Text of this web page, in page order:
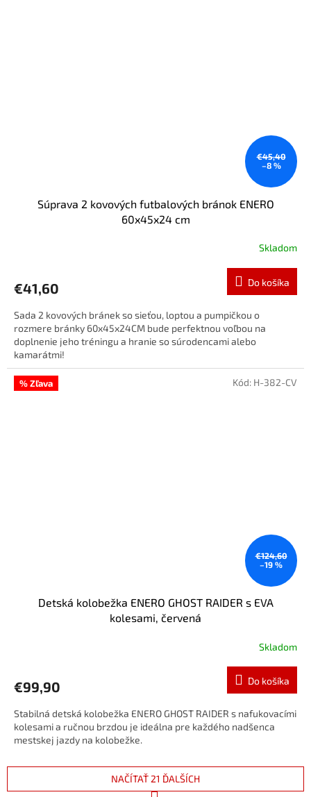
€45,40
–8 %
Súprava 2 kovových futbalových bránok ENERO
60x45x24 cm
Skladom
€41,60 Do košíka
Sada 2 kovových bránek so sieťou, loptou a pumpičkou o
rozmere bránky 60x45x24CM bude perfektnou voľbou na
doplnenie jeho tréningu a hranie so súrodencami alebo
kamarátmi!
% Zľava
€124,60
–19 %
Detská kolobežka ENERO GHOST RAIDER s EVA
kolesami, červená
Skladom
€99,90 Do košíka
Stabilná detská kolobežka ENERO GHOST RAIDER s nafukovacími
kolesami a ručnou brzdou je ideálna pre každého nadšenca
mestskej jazdy na kolobežke.
Kód: H-382-CV
NAČÍTAŤ 21 ĎALŠÍCH